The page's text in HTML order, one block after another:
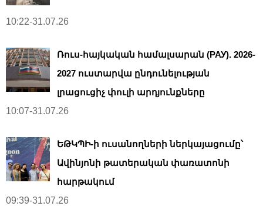
10:22-31.07.26
Ռուս-հայկական համալսարան (РАУ). 2026-
2027 ուստարվա ընդունելության
լրացուցիչ փուլի արդյունքները
10:07-31.07.26
ԵԹԿՊԻ-ի ուսանողների ներկայացումը՝
Ավինյոնի թատերական փառատոնի
հարթակում
09:39-31.07.26